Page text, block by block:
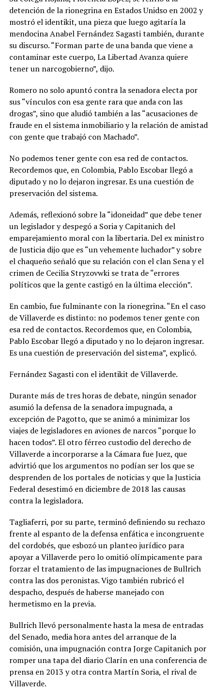
detención de la rionegrina en Estados Unidso en 2002 y
mostró el identikit, una pieza que luego agitaría la
mendocina Anabel Fernández Sagasti también, durante
su discurso. “Forman parte de una banda que viene a
contaminar este cuerpo, La Libertad Avanza quiere
tener un narcogobierno”, dijo.
Romero no solo apuntó contra la senadora electa por
sus “vínculos con esa gente rara que anda con las
drogas”, sino que aludió también a las “acusaciones de
fraude en el sistema inmobiliario y la relación de amistad
con gente que trabajó con Machado”.
No podemos tener gente con esa red de contactos.
Recordemos que, en Colombia, Pablo Escobar llegó a
diputado y no lo dejaron ingresar. Es una cuestión de
preservación del sistema.
Además, reflexionó sobre la “idoneidad” que debe tener
un legislador y despegó a Soria y Capitanich del
emparejamiento moral con la libertaria. Del ex ministro
de Justicia dijo que es “un vehemente luchador” y sobre
el chaqueño señaló que su relación con el clan Sena y el
crimen de Cecilia Stryzovwki se trata de “errores
políticos que la gente castigó en la última elección”.
En cambio, fue fulminante con la rionegrina. “En el caso
de Villaverde es distinto: no podemos tener gente con
esa red de contactos. Recordemos que, en Colombia,
Pablo Escobar llegó a diputado y no lo dejaron ingresar.
Es una cuestión de preservación del sistema”, explicó.
Fernández Sagasti con el identikit de Villaverde.
Durante más de tres horas de debate, ningún senador
asumió la defensa de la senadora impugnada, a
excepción de Pagotto, que se animó a minimizar los
viajes de legisladores en aviones de narcos “porque lo
hacen todos”. El otro férreo custodio del derecho de
Villaverde a incorporarse a la Cámara fue Juez, que
advirtió que los argumentos no podían ser los que se
desprenden de los portales de noticias y que la Justicia
Federal desestimó en diciembre de 2018 las causas
contra la legisladora.
Tagliaferri, por su parte, terminó definiendo su rechazo
frente al espanto de la defensa enfática e incongruente
del cordobés, que esbozó un planteo jurídico para
apoyar a Villaverde pero lo omitió olímpicamente para
forzar el tratamiento de las impugnaciones de Bullrich
contra las dos peronistas. Vigo también rubricó el
despacho, después de haberse manejado con
hermetismo en la previa.
Bullrich llevó personalmente hasta la mesa de entradas
del Senado, media hora antes del arranque de la
comisión, una impugnación contra Jorge Capitanich por
romper una tapa del diario Clarín en una conferencia de
prensa en 2013 y otra contra Martín Soria, el rival de
Villaverde.